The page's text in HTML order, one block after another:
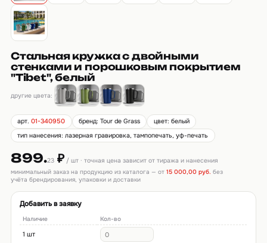
Стальная кружка с двойными
стенками и порошковым покрытием
"Tibet", белый
другие цвета:
арт.01-340950 бренд: Tour de Grass
цвет: белый
тип нанесения: лазерная гравировка, тампопечать, уф-печать
899.23₽/ шт · точная цена зависит от тиража и нанесения
минимальный заказ на продукцию из каталога — от 15 000,00 руб. без
учёта брендирования, упаковки и доставки
Добавить в заявку
Наличие Кол-во
1 шт